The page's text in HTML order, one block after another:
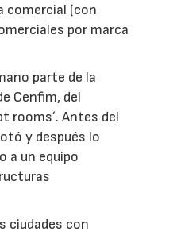
comercial (con
por marca
parte de la
Cenfim, del
rooms´. Antes del
y después lo
a un equipo
ciudades con